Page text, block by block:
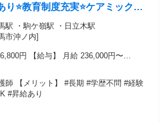
⭐教育制度充実⭐ケアミックス
駅 ・駒ケ嶺駅 ・日立木駅
市沖ノ内]
円 【給与】 月給 236,000円〜
問 #経験
#昇給あり